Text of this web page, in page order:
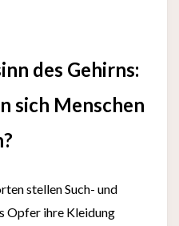
des Gehirns:
sich Menschen
stellen Such- und
Opfer ihre Kleidung